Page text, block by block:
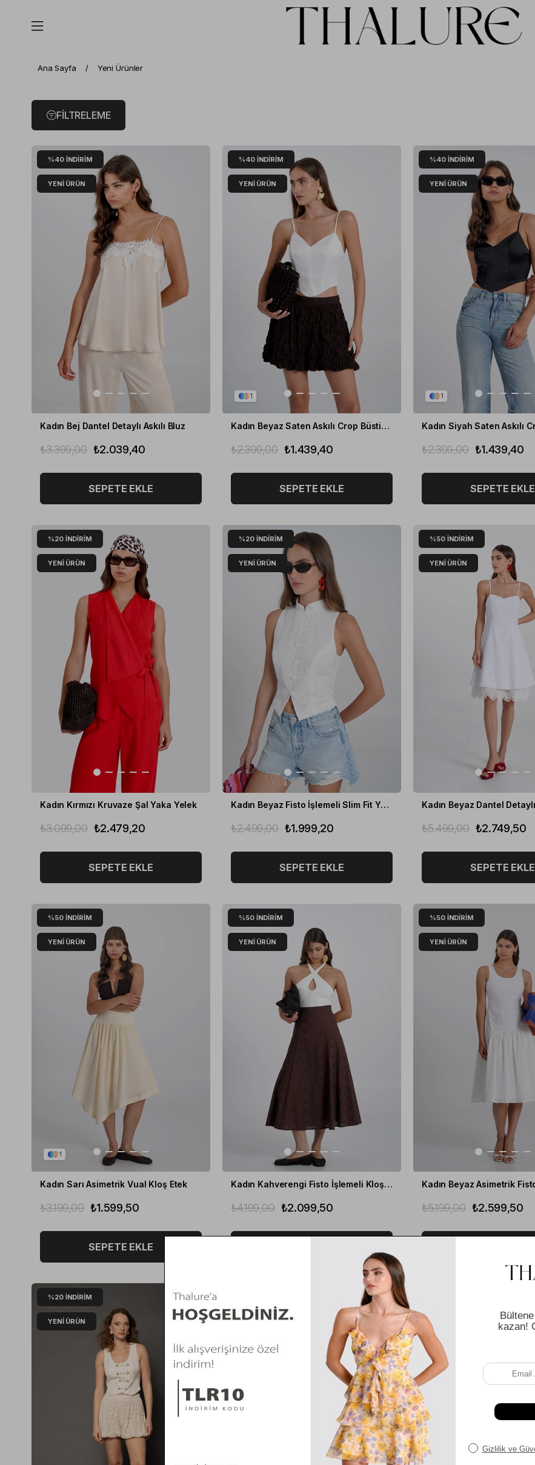
Ana Sayfa Yeni Ürünler
FILTRELEME
Kadın Bej Dantel Detaylı Askılı Bluz
₺2.039,40
₺3.399,00
SEPETE EKLE
%40 İNDIRIM
YENI ÜRÜN
1
Kadın Beyaz Saten Askılı Crop Büstiyer
₺1.439,40
₺2.399,00
SEPETE EKLE
%40 İNDIRIM
YENI ÜRÜN
1
₺1.439,40
₺2.399,00
SEPETE EKLE
%40 İNDIRIM
YENI ÜRÜN
Kadın Kırmızı Kruvaze Şal Yaka Yelek
₺2.479,20
₺3.099,00
SEPETE EKLE
%20 İNDIRIM
YENI ÜRÜN
Kadın Beyaz Fisto İşlemeli Slim Fit Yelek
₺1.999,20
₺2.499,00
SEPETE EKLE
%20 İNDIRIM
YENI ÜRÜN
₺2.749,50
₺5.499,00
SEPETE EKLE
%50 İNDIRIM
YENI ÜRÜN
1
Kadın Sarı Asimetrik Vual Kloş Etek
₺1.599,50
₺3.199,00
SEPETE EKLE
%50 İNDIRIM
YENI ÜRÜN
Kadın Kahverengi Fisto İşlemeli Kloş Etek
₺2.099,50
₺4.199,00
%50 İNDIRIM
YENI ÜRÜN
₺2.599,50
₺5.199,00
%50 İNDIRIM
YENI ÜRÜN
%20 İNDIRIM
YENI ÜRÜN YENI ÜRÜN YENI ÜRÜN